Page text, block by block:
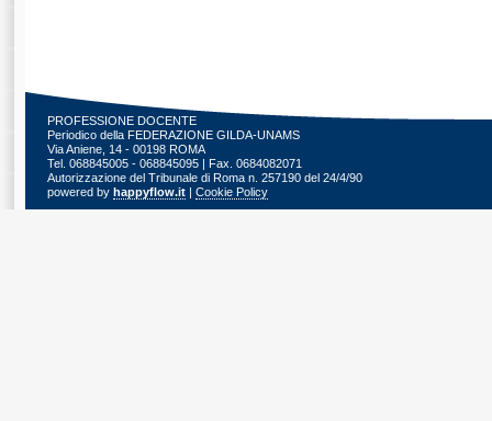
PROFESSIONE DOCENTE
Periodico della FEDERAZIONE GILDA-UNAMS
Via Aniene, 14 - 00198 ROMA
Tel. 068845005 - 068845095 | Fax. 0684082071
Autorizzazione del Tribunale di Roma n. 257190 del 24/4/90
powered by happyflow.it | Cookie Policy